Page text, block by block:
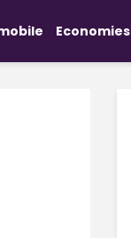
Economies